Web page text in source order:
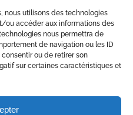
nous utilisons des technologies
ou accéder aux informations des
nous permettra de
de navigation ou les ID
ou de retirer son
sur certaines caractéristiques et
: ça bouge sous nos pieds !